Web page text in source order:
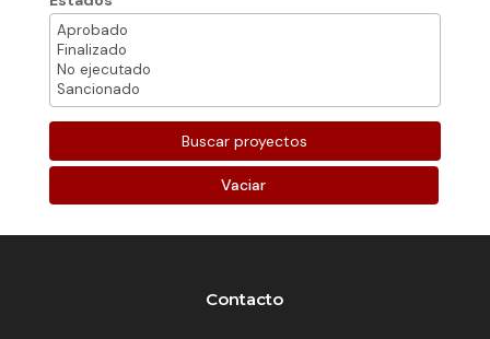
Vaciar
Contacto